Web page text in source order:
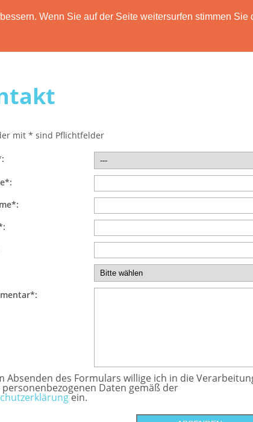
Wenn Sie auf der Seite weitersurfen stimmen Sie
HOME FUNKTIONEN PREISE
mit * sind Pflichtfelder
Absenden des Formulars willige ich in die
Daten gemäß der
ein.